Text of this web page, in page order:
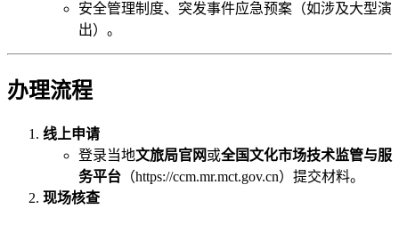
安全管理制度、突发事件应急预案（如涉及大型演
出）。
办理流程
线上申请
登录当地文旅局官网或全国文化市场技术监管与服
务平台 （https://ccm.mr.mct.gov.cn）提交材料。
现场核查